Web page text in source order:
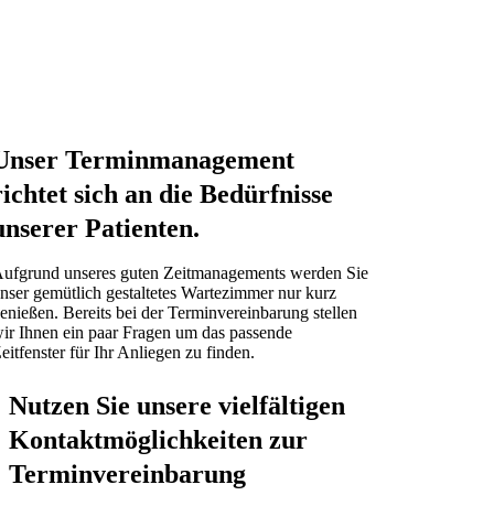
Terminmanagement
sich an die Bedürfnisse
Patienten.
unseres guten Zeitmanagements werden Sie
gemütlich gestaltetes Wartezimmer nur kurz
Bereits bei der Terminvereinbarung stellen
Ihnen ein paar Fragen um das passende
für Ihr Anliegen zu finden.
Nutzen Sie unsere vielfältigen
Kontaktmöglichkeiten zur
Terminvereinbarung